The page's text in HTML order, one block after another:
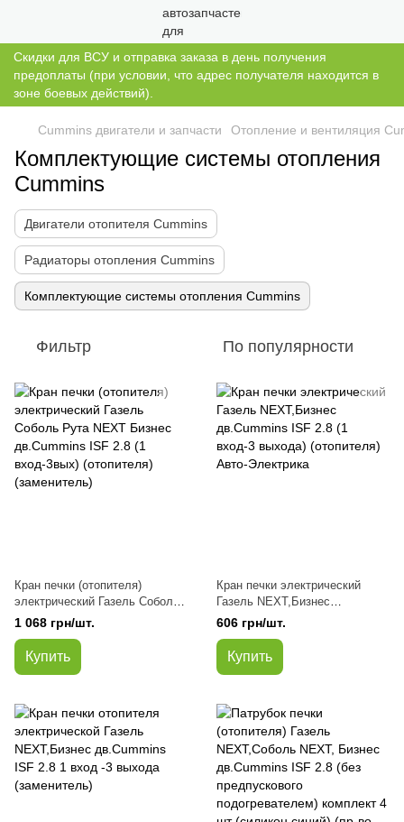
Скидки для ВСУ и отправка заказа в день получения
предоплаты (при условии, что адрес получателя находится в
зоне боевых действий).
Cummins двигатели и запчасти Отопление и вентиляция
Комплектующие системы отопления
Cummins
Двигатели отопителя Cummins
Радиаторы отопления Cummins
Комплектующие системы отопления Cummins
Фильтр По популярности
Кран печки (отопителя)
электрический Газель Соболь
Рута NEXT Бизнес
дв.Cummins ISF 2.8 (1
вход-3вых) (отопителя)
(заменитель)
1 068 грн/шт.
Купить
Кран печки электрический
Газель NEXT,Бизнес
дв.Cummins ISF 2.8 (1 вход-3
выхода) (отопителя) Авто-
Электрика
606 грн/шт.
Купить